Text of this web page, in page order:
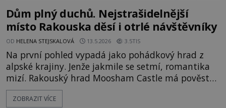
Dům plný duchů. Nejstrašidelnější
místo Rakouska děsí i otrlé návštěvníky
OD HELENA STEJSKALOVÁ 13.5.2026 3.5TIS
Na první pohled vypadá jako pohádkový hrad z
alpské krajiny. Jenže jakmile se setmí, romantika
mizí. Rakouský hrad Moosham Castle má pověst
nejděsivějšího domu v celé zemi. Lidé tu údajně
slyší kroky v prázdných chodbách, šeptání ze zdí i
ZOBRAZIT VÍCE